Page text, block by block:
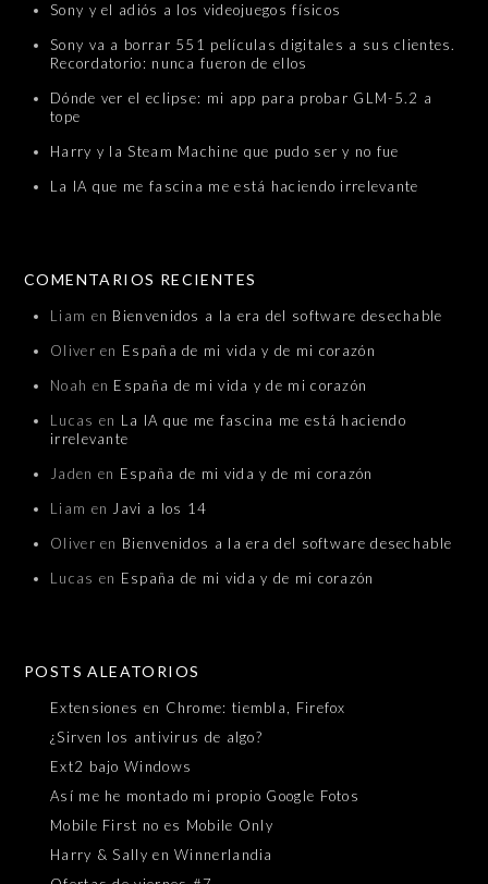
Sony y el adiós a los videojuegos físicos
Sony va a borrar 551 películas digitales a sus clientes.
Recordatorio: nunca fueron de ellos
Dónde ver el eclipse: mi app para probar GLM-5.2 a
tope
Harry y la Steam Machine que pudo ser y no fue
La IA que me fascina me está haciendo irrelevante
COMENTARIOS RECIENTES
Liam en Bienvenidos a la era del software desechable
Oliver en España de mi vida y de mi corazón
Noah en España de mi vida y de mi corazón
Lucas en La IA que me fascina me está haciendo
irrelevante
Jaden en España de mi vida y de mi corazón
Liam en Javi a los 14
Oliver en Bienvenidos a la era del software desechable
Lucas en España de mi vida y de mi corazón
POSTS ALEATORIOS
Extensiones en Chrome: tiembla, Firefox
¿Sirven los antivirus de algo?
Ext2 bajo Windows
Así me he montado mi propio Google Fotos
Mobile First no es Mobile Only
Harry & Sally en Winnerlandia